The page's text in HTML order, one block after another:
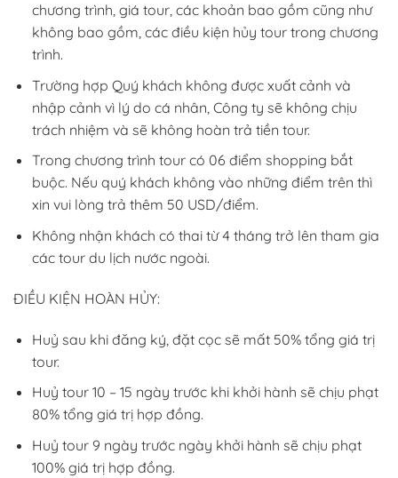
chương trình, giá tour, các khoản bao gồm cũng như
không bao gồm, các điều kiện hủy tour trong chương
trình.
Trường hợp Quý khách không được xuất cảnh và
nhập cảnh vì lý do cá nhân, Công ty sẽ không chịu
trách nhiệm và sẽ không hoàn trả tiền tour.
Trong chương trình tour có 06 điểm shopping bắt
buộc. Nếu quý khách không vào những điểm trên thì
xin vui lòng trả thêm 50 USD/điểm.
Không nhận khách có thai từ 4 tháng trở lên tham gia
các tour du lịch nước ngoài.
ĐIỀU KIỆN HOÀN HỦY:
Huỷ sau khi đăng ký, đặt cọc sẽ mất 50% tổng giá trị
tour.
Huỷ tour 10 – 15 ngày trước khi khởi hành sẽ chịu phạt
80% tổng giá trị hợp đồng.
Huỷ tour 9 ngày trước ngày khởi hành sẽ chịu phạt
100% giá trị hợp đồng.